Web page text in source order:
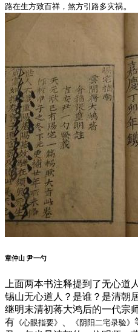
路在生方致百祥，煞方引路多灾祸。
章仲山 尹一勺
上面两本书注释提到了无心道
锡山无心道人？是谁？是清朝
继明末清初蒋大鸿后的一代宗
有 《心眼指要》 《阴阳二宅录验》